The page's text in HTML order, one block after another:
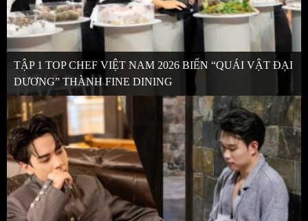
TẬP 1 TOP CHEF VIỆT NAM 2026 BIẾN “QUÁI VẬT ĐẠI
DƯƠNG” THÀNH FINE DINING